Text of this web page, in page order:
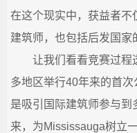
合
学
在这个现实中，获益者不
建筑师，也包括后发国家
让我们看看竞赛过程
多地区举行40年来的首
是吸引国际建筑师参与到
来，为Mississauga树立